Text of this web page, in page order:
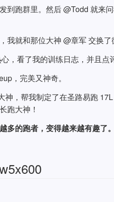
到跑群里。然后 @Todd 就来
我就和那位大神 @章军 交换了
，看了我的训练日志，并且点
，完美又神奇。
神，帮我制定了在圣路易跑
跑大神！
多的跑者，变得越来越有趣了。